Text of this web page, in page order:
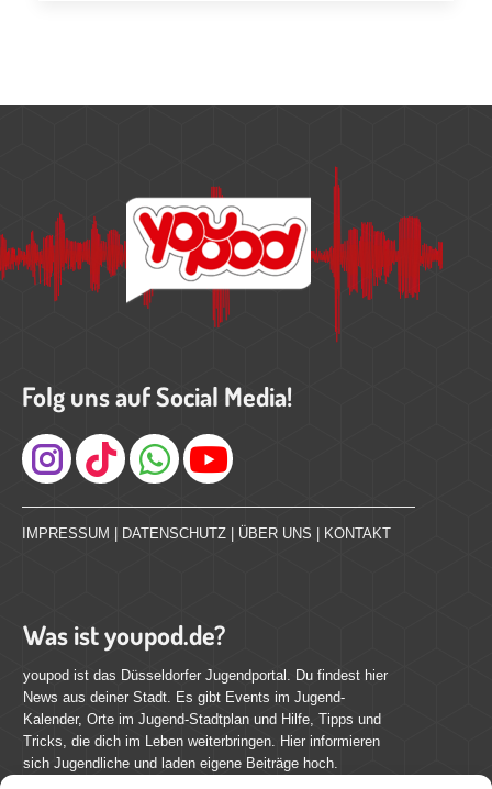
Folg uns auf Social Media!
Instagram
IMPRESSUM DATENSCHUTZ ÜBER UNS KONTAKT
Was ist youpod.de?
youpod ist das Düsseldorfer Jugendportal. Du findest hier
News aus deiner Stadt. Es gibt Events im Jugend-
Kalender, Orte im Jugend-Stadtplan und Hilfe, Tipps und
Tricks, die dich im Leben weiterbringen. Hier informieren
sich Jugendliche und laden eigene Beiträge hoch.